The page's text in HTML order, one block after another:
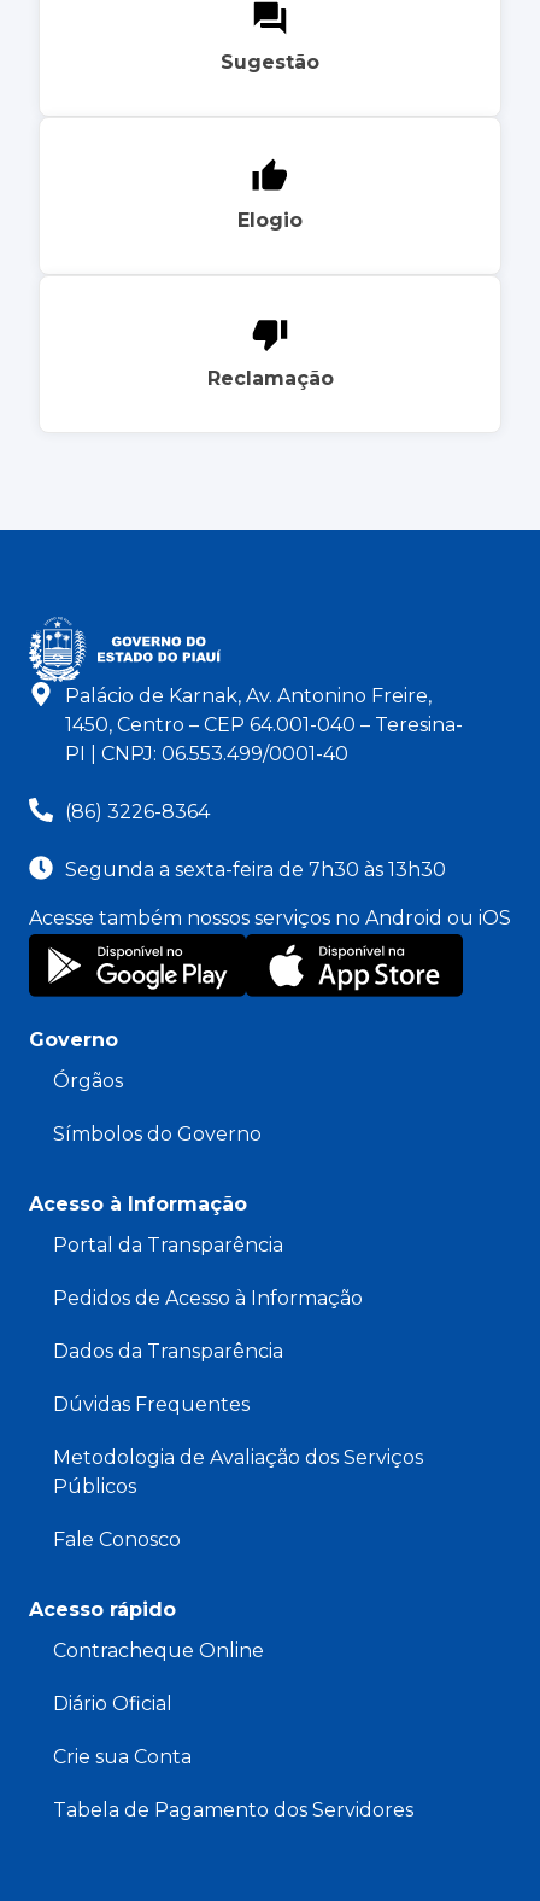
Sugestão
Elogio
Reclamação
Palácio de Karnak, Av. Antonino Freire,
1450, Centro – CEP 64.001-040 – Teresina-
PI | CNPJ: 06.553.499/0001-40
(86) 3226-8364
Segunda a sexta-feira de 7h30 às 13h30
Acesse também nossos serviços no Android ou iOS
Governo
Órgãos
Símbolos do Governo
Acesso à Informação
Portal da Transparência
Pedidos de Acesso à Informação
Dados da Transparência
Dúvidas Frequentes
Metodologia de Avaliação dos Serviços
Públicos
Fale Conosco
Acesso rápido
Contracheque Online
Diário Oficial
Crie sua Conta
Tabela de Pagamento dos Servidores